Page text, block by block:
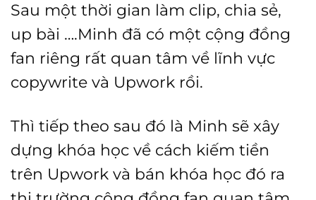
Sau một thời gian làm clip, chia sẻ,
up bài ….Minh đã có một cộng đồng
fan riêng rất quan tâm về lĩnh vực
copywrite và Upwork rồi.
Thì tiếp theo sau đó là Minh sẽ xây
dựng khóa học về cách kiếm tiền
trên Upwork và bán khóa học đó ra